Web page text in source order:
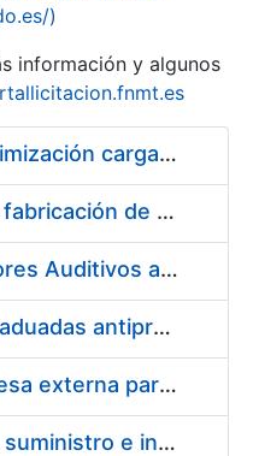
)
información y algunos
Pliego condiciones optimización cargas compras firmado
Acuerdo marco para la fabricación de piezas
Suministro de Protectores Auditivos a medida para las personas trabajadoras de los Centros de Trabajo de Madrid y Burgos
Suministro de gafas graduadas antiproyecciones para los trabajadores de la FNMT-RCM en los centros de trabajo de Madrid y Burgos
Servicios de una empresa externa para el asesoramiento y resolución de los recursos de alzada que se presentan relacionados con procesos de selección para la FNMT-RCM
Acuerdo marco para el suministro e instalación de persianas, estores y otros complementos